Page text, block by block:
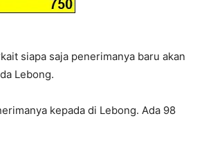
siapa saja penerimanya baru akan
Lebong.
kepada di Lebong. Ada 98